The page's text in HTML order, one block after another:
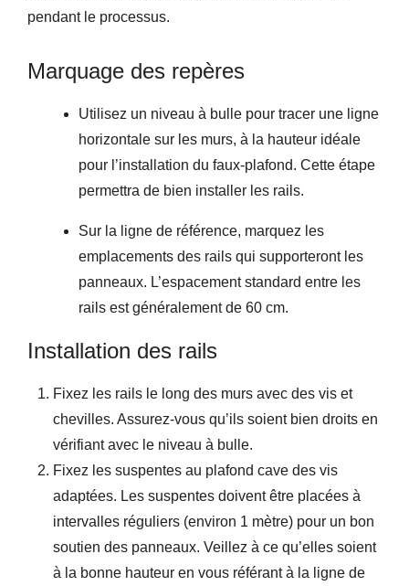
pendant le processus.
Marquage des repères
Utilisez un niveau à bulle pour tracer une ligne
horizontale sur les murs, à la hauteur idéale
pour l’installation du faux-plafond. Cette étape
permettra de bien installer les rails.
Sur la ligne de référence, marquez les
emplacements des rails qui supporteront les
panneaux. L’espacement standard entre les
rails est généralement de 60 cm.
Installation des rails
Fixez les rails le long des murs avec des vis et
chevilles. Assurez-vous qu’ils soient bien droits en
vérifiant avec le niveau à bulle.
Fixez les suspentes au plafond cave des vis
adaptées. Les suspentes doivent être placées à
intervalles réguliers (environ 1 mètre) pour un bon
soutien des panneaux. Veillez à ce qu’elles soient
à la bonne hauteur en vous référant à la ligne de